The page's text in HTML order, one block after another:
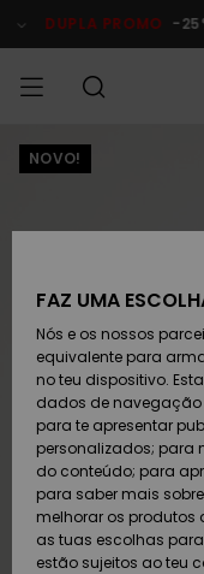
do
DUPLA PROMO -25%
HOMEM
MENINO
MULHER
SURF
SNOW
DUPLA
PROMO
NOVO!
FAZ UMA
Nós e os nossos
equivalente para
no teu dispositivo.
dados de navegação
para te apresentar
personalizados; para
do conteúdo; para
para saber mais
melhorar os produtos
as tuas escolhas
estão sujeitos ao teu